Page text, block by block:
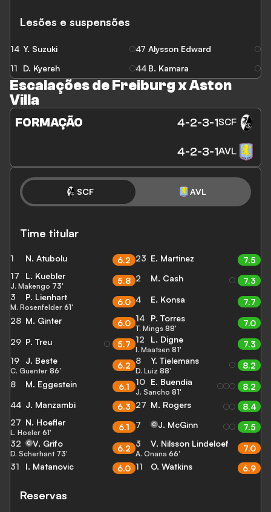
Lesões e suspensões
14 Y. Suzuki
11
D. Kyereh
47 Alysson Edward
44 B. Kamara
Escalações de Freiburg x Aston
Villa
4-2-3-1SCF
FORMAÇÃO
AVL
4-2-3-1
SCF AVL
Time titular
1 N. Atubolu 6.2 23 E. Martinez
7.5
17
L. Kuebler
J. Makengo 73'
5.8 2 M. Cash
7.3
3
P. Lienhart
M. Rosenfelder 61'
6.0 4 E. Konsa
7.7
28 M. Ginter 6.0 14 P. Torres
T. Mings 88'
7.0
29 P. Treu 5.7 12 L. Digne
I. Maatsen 81'
7.3
19
J. Beste
C. Guenter 86'
6.2 8 Y. Tielemans
D. Luiz 88'
8.2
8
M. Eggestein 6.1 10 E. Buendia
J. Sancho 81'
8.2
44 J. Manzambi 6.3 27 M. Rogers
8.4
27 N. Hoefler
L. Hoeler 61'
6.1 7 C J. McGinn
7.5
32
C V. Grifo
D. Scherhant 73'
6.2 3 V. Nilsson Lindeloef
A. Onana 66'
7.0
31
I. Matanovic 6.0 11 O. Watkins 6.9
Reservas